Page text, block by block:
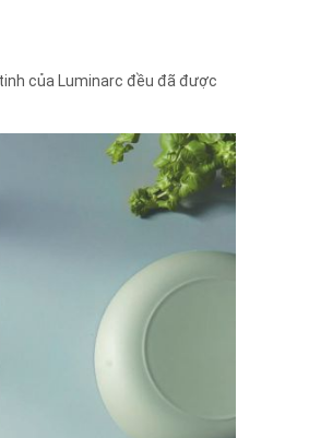
của Luminarc đều đã được